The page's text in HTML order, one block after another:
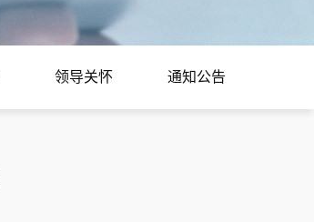
领导关怀 通知公告